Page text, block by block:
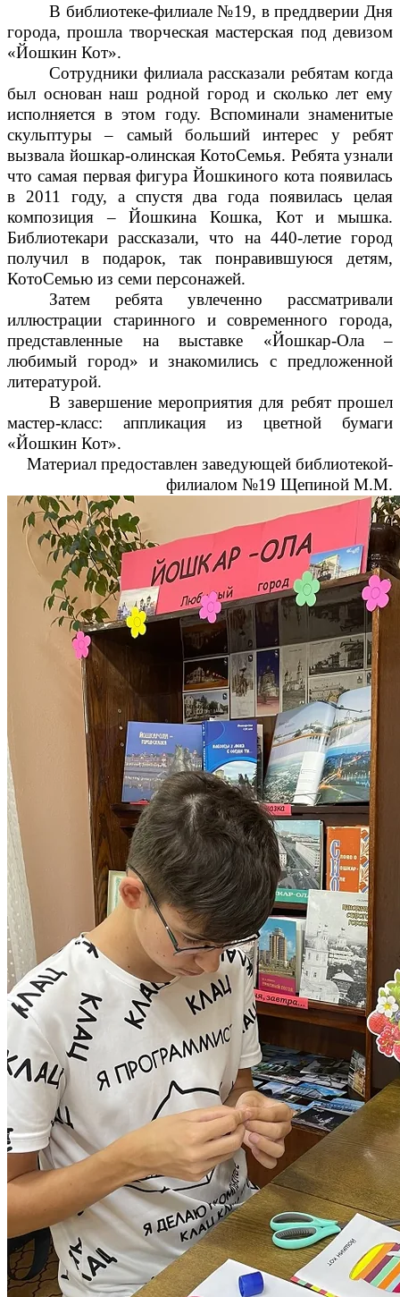
В библиотеке-филиале №19, в преддверии Дня
города, прошла творческая мастерская под девизом
«Йошкин Кот».
Сотрудники филиала рассказали ребятам когда
был основан наш родной город и сколько лет ему
исполняется в этом году. Вспоминали знаменитые
скульптуры – самый больший интерес у ребят
вызвала йошкар-олинская КотоСемья. Ребята узнали
что самая первая фигура Йошкиного кота появилась
в 2011 году, а спустя два года появилась целая
композиция – Йошкина Кошка, Кот и мышка.
Библиотекари рассказали, что на 440-летие город
получил в подарок, так понравившуюся детям,
КотоСемью из семи персонажей.
Затемребята увлеченно рассматривали
иллюстрации старинного и современного города,
представленные на выставке «Йошкар-Ола –
любимый город» и знакомились с предложенной
литературой.
В завершение мероприятия для ребят прошел
мастер-класс: аппликация из цветной бумаги
«Йошкин Кот».
Материал предоставлен заведующей библиотекой-
филиалом №19 Щепиной М.М.